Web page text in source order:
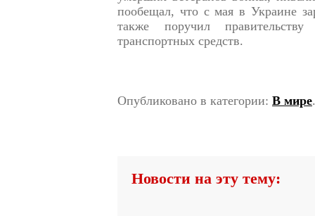
пообещал, что с мая в Украине
также поручил правительству
транспортных средств.
Опубликовано в категории: В мире
Новости на эту тему: